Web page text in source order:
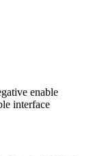
enable
interface